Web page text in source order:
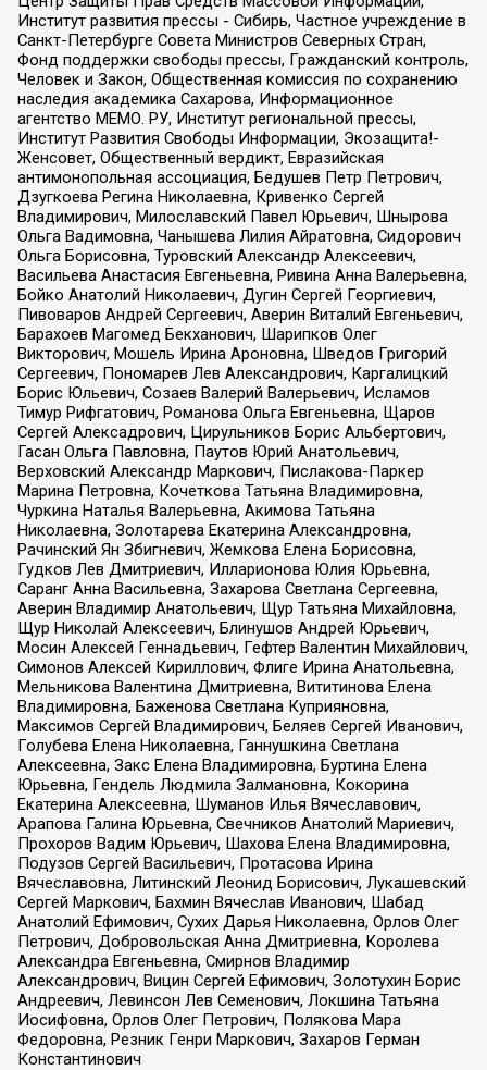
Институт развития прессы - Сибирь, Частное учреждение в
Санкт-Петербурге Совета Министров Северных Стран,
Фонд поддержки свободы прессы, Гражданский контроль,
Человек и Закон, Общественная комиссия по сохранению
наследия академика Сахарова, Информационное
агентство МЕМО. РУ, Институт региональной прессы,
Институт Развития Свободы Информации, Экозащита!-
Женсовет, Общественный вердикт, Евразийская
антимонопольная ассоциация, Бедушев Петр Петрович,
Дзугкоева Регина Николаевна, Кривенко Сергей
Владимирович, Милославский Павел Юрьевич, Шнырова
Ольга Вадимовна, Чанышева Лилия Айратовна, Сидорович
Ольга Борисовна, Туровский Александр Алексеевич,
Васильева Анастасия Евгеньевна, Ривина Анна Валерьевна,
Бойко Анатолий Николаевич, Дугин Сергей Георгиевич,
Пивоваров Андрей Сергеевич, Аверин Виталий Евгеньевич,
Барахоев Магомед Бекханович, Шарипков Олег
Викторович, Мошель Ирина Ароновна, Шведов Григорий
Сергеевич, Пономарев Лев Александрович, Каргалицкий
Борис Юльевич, Созаев Валерий Валерьевич, Исламов
Тимур Рифгатович, Романова Ольга Евгеньевна, Щаров
Сергей Алексадрович, Цирульников Борис Альбертович,
Гасан Ольга Павловна, Паутов Юрий Анатольевич,
Верховский Александр Маркович, Пислакова-Паркер
Марина Петровна, Кочеткова Татьяна Владимировна,
Чуркина Наталья Валерьевна, Акимова Татьяна
Николаевна, Золотарева Екатерина Александровна,
Рачинский Ян Збигневич, Жемкова Елена Борисовна,
Гудков Лев Дмитриевич, Илларионова Юлия Юрьевна,
Саранг Анна Васильевна, Захарова Светлана Сергеевна,
Аверин Владимир Анатольевич, Щур Татьяна Михайловна,
Щур Николай Алексеевич, Блинушов Андрей Юрьевич,
Мосин Алексей Геннадьевич, Гефтер Валентин Михайлович,
Симонов Алексей Кириллович, Флиге Ирина Анатольевна,
Мельникова Валентина Дмитриевна, Вититинова Елена
Владимировна, Баженова Светлана Куприяновна,
Максимов Сергей Владимирович, Беляев Сергей Иванович,
Голубева Елена Николаевна, Ганнушкина Светлана
Алексеевна, Закс Елена Владимировна, Буртина Елена
Юрьевна, Гендель Людмила Залмановна, Кокорина
Екатерина Алексеевна, Шуманов Илья Вячеславович,
Арапова Галина Юрьевна, Свечников Анатолий Мариевич,
Прохоров Вадим Юрьевич, Шахова Елена Владимировна,
Подузов Сергей Васильевич, Протасова Ирина
Вячеславовна, Литинский Леонид Борисович, Лукашевский
Сергей Маркович, Бахмин Вячеслав Иванович, Шабад
Анатолий Ефимович, Сухих Дарья Николаевна, Орлов Олег
Петрович, Добровольская Анна Дмитриевна, Королева
Александра Евгеньевна, Смирнов Владимир
Александрович, Вицин Сергей Ефимович, Золотухин Борис
Андреевич, Левинсон Лев Семенович, Локшина Татьяна
Иосифовна, Орлов Олег Петрович, Полякова Мара
Федоровна, Резник Генри Маркович, Захаров Герман
Константинович